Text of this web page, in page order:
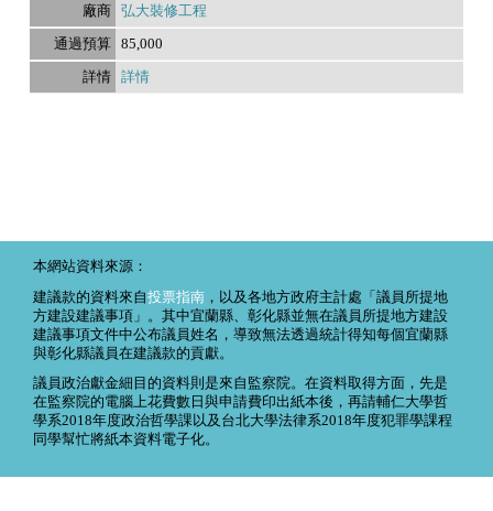
弘大裝修工程
85,000
詳情
本網站資料來源：
建議款的資料來自投票指南 ，以及各地方政府主計處「議員所提地
方建設建議事項」。其中宜蘭縣、彰化縣並無在議員所提地方建設
建議事項文件中公布議員姓名，導致無法透過統計得知每個宜蘭縣
與彰化縣議員在建議款的貢獻。
議員政治獻金細目的資料則是來自監察院。在資料取得方面，先是
在監察院的電腦上花費數日與申請費印出紙本後，再請輔仁大學哲
學系2018年度政治哲學課以及台北大學法律系2018年度犯罪學課程
同學幫忙將紙本資料電子化。